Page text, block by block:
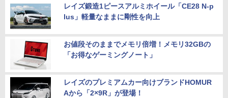
レイズ鍛造1ピースアルミホイール「CE28 N-p
lus」軽量なままに剛性を向上
お値段そのままでメモリ倍増！メモリ32GBの
「お得なゲーミングノート」
レイズのプレミアムカー向けブランドHOMUR
Aから「2×9R」が登場！